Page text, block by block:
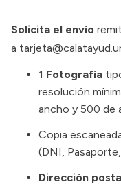
Solicita el envío
a
1 Fotografía
resolución
ancho y 500 de
Copia
(DNI,
Dirección